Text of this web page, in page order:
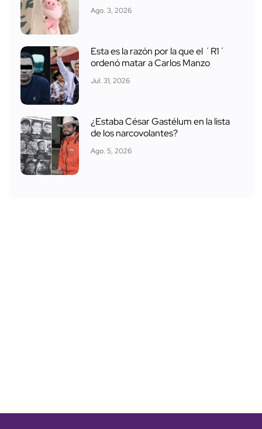
Ago. 3, 2026
Esta es la razón por la que el ´R1´
ordenó matar a Carlos Manzo
Jul. 31, 2026
¿Estaba César Gastélum en la lista
de los narcovolantes?
Ago. 5, 2026